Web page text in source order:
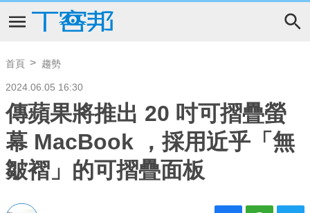
首頁 趨勢
2024.06.05 16:30
傳蘋果將推出 20 吋可摺疊螢
幕 MacBook ，採用近乎「無
皺褶」的可摺疊面板